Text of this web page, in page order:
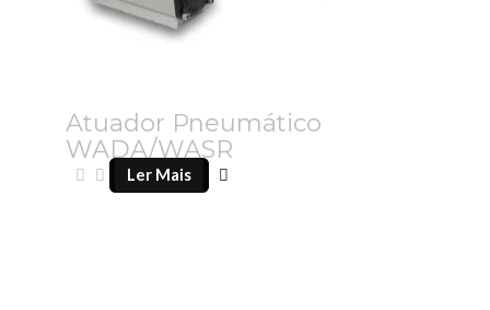
Atuador Pneumático
WADA/WASR
Ler Mais